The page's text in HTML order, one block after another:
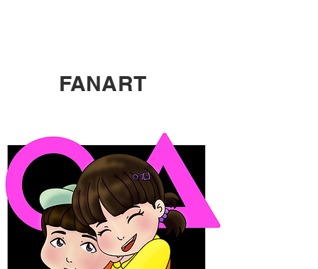
FANART